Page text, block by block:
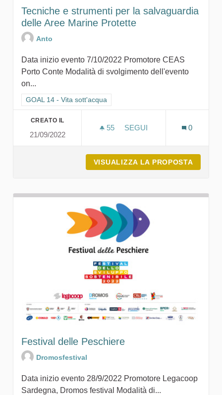
Tecniche e strumenti per la salvaguardia
delle Aree Marine Protette
Anto
Data inizio evento 7/10/2022 Promotore CEAS
Porto Conte Modalità di svolgimento dell'evento
on...
Filtra i risultati per categoria: GOAL 14 - Vita sott'acqua
GOAL 14 - Vita sott'acqua
CREATO IL
21/09/2022
55 55 SOSTENITORI
SEGUI
0
VISUALIZZA LA PROPOSTA
Festival delle Peschiere
Dromosfestival
Data inizio evento 28/9/2022 Promotore Legacoop
Sardegna, Dromos festival Modalità di...